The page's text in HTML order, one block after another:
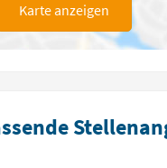
Karte anzeigen